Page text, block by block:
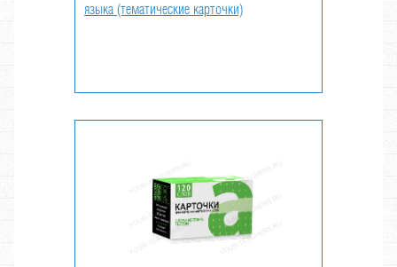
языка (тематические карточки)